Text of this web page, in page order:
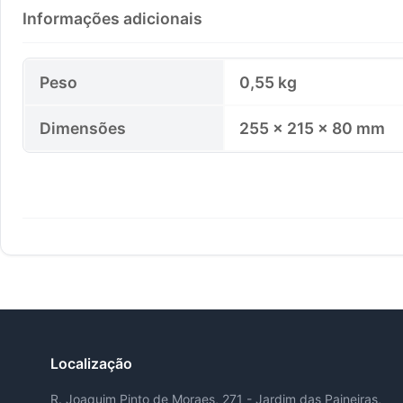
Informações adicionais
Peso 0,55 kg
Dimensões 255 × 215 × 80 mm
Localização
R. Joaquim Pinto de Moraes, 271 - Jardim das Paineiras,